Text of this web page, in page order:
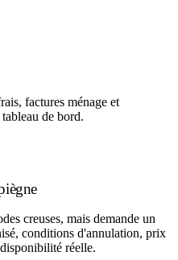
factures ménage et
de bord.
creuses, mais demande un
conditions d'annulation, prix
réelle.